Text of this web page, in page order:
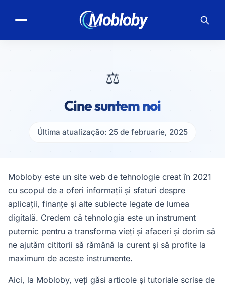
⚖️
Cine suntem noi
Última atualização: 25 de februarie, 2025
Mobloby este un site web de tehnologie creat în 2021
cu scopul de a oferi informații și sfaturi despre
aplicații, finanțe și alte subiecte legate de lumea
digitală. Credem că tehnologia este un instrument
puternic pentru a transforma vieți și afaceri și dorim să
ne ajutăm cititorii să rămână la curent și să profite la
maximum de aceste instrumente.
Aici, la Mobloby, veți găsi articole și tutoriale scrise de